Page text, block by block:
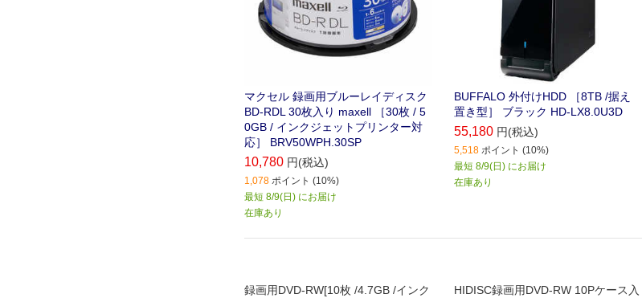
マクセル 録画用ブルーレイディスク
BD-RDL 30枚入り maxell ［30枚 / 5
0GB / インクジェットプリンター対
応］ BRV50WPH.30SP
10,780 円(税込)
1,078 ポイント (10%)
最短 8/9(日) にお届け
在庫あり
BUFFALO 外付けHDD ［8TB /据え
置き型］ ブラック HD-LX8.0U3D
55,180 円(税込)
5,518 ポイント (10%)
最短 8/9(日) にお届け
在庫あり
録画用DVD-RW[10枚 /4.7GB /インク
HIDISC録画用DVD-RW 10Pケース入